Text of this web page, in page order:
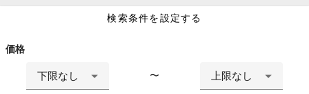
検索条件を設定する
価格
下限なし 〜 上限なし